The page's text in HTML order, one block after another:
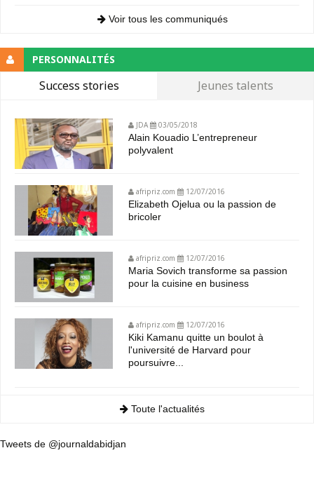
Voir tous les communiqués
PERSONNALITÉS
Success stories Jeunes talents
JDA 03/05/2018
Alain Kouadio L’entrepreneur
polyvalent
afripriz.com 12/07/2016
Elizabeth Ojelua ou la passion de
bricoler
afripriz.com 12/07/2016
Maria Sovich transforme sa passion
pour la cuisine en business
afripriz.com 12/07/2016
Kiki Kamanu quitte un boulot à
l'université de Harvard pour
poursuivre...
Toute l'actualités
Tweets de @journaldabidjan